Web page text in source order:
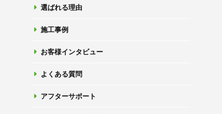
選ばれる理由
施工事例
お客様インタビュー
よくある質問
アフターサポート